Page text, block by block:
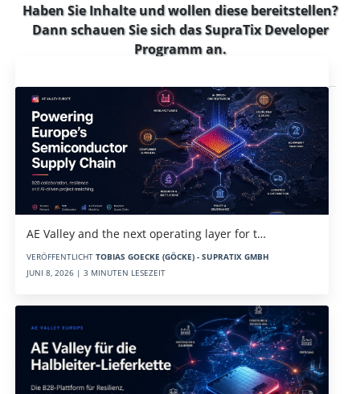
Haben Sie Inhalte und wollen diese bereitstellen?
Dann schauen Sie sich dasSupraTix Developer
Programman.
AE Valley and the next operating layer for t…
VERÖFFENTLICHT TOBIAS GOECKE (GÖCKE) - SUPRATIX GMBH
JUNI 8, 2026 | 3 MINUTEN LESEZEIT